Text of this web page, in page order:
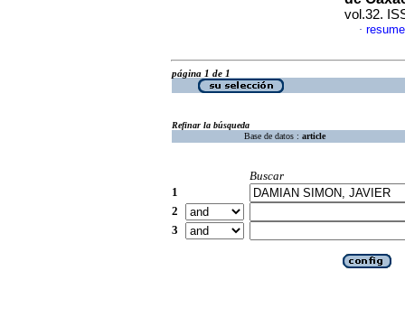
vol.32.
·
página 1 de 1
Refinar la búsqueda
Base de datos : article
Buscar
1
2
3